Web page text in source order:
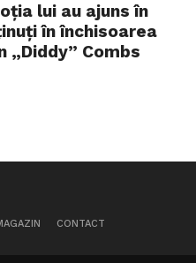
lui au ajuns în
în închisoarea
„Diddy” Combs
CONTACT